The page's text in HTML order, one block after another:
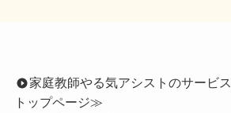
家庭教師やる気アシストのサービス
トップページ≫